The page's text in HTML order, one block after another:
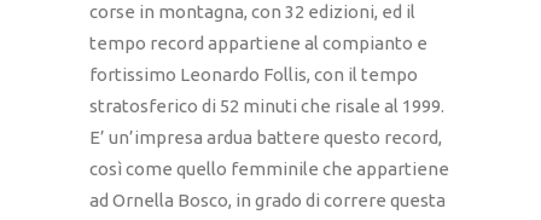
corse in montagna, con 32 edizioni, ed il
tempo record appartiene al compianto e
fortissimo Leonardo Follis, con il tempo
stratosferico di 52 minuti che risale al 1999.
E’ un’impresa ardua battere questo record,
così come quello femminile che appartiene
ad Ornella Bosco, in grado di correre questa